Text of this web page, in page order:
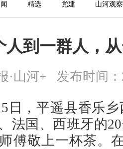
精选 党建 山河观察
人到一群人，
·山河+ 发布时间：
日，平遥县香乐
法国、西班牙的
傅敬上一杯茶。